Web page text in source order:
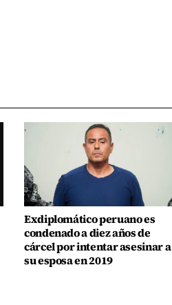
Exdiplomático peruano es
condenado a diez años de
cárcel por intentar asesinar a
su esposa en 2019